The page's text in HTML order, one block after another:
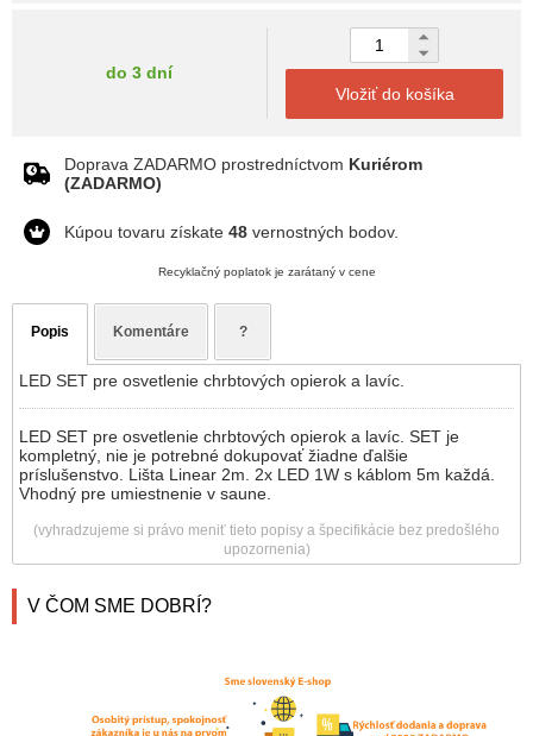
do 3 dní
Vložiť do košíka
Doprava ZADARMO prostredníctvom Kuriérom
(ZADARMO)
Kúpou tovaru získate 48 vernostných bodov.
Recyklačný poplatok je zarátaný v cene
Popis Komentáre ?
LED SET pre osvetlenie chrbtových opierok a lavíc.
LED SET pre osvetlenie chrbtových opierok a lavíc. SET je
kompletný, nie je potrebné dokupovať žiadne ďalšie
príslušenstvo. Lišta Linear 2m. 2x LED 1W s káblom 5m každá.
Vhodný pre umiestnenie v saune.
(vyhradzujeme si právo meniť tieto popisy a špecifikácie bez predošlého
upozornenia)
V ČOM SME DOBRÍ?